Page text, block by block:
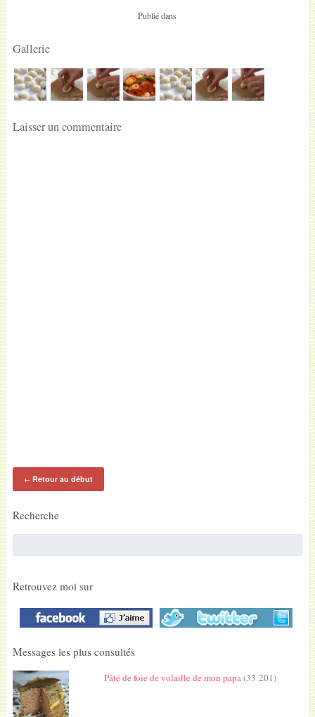
Publié dans
Gallerie
Laisser un commentaire
←Retour au début
Recherche
Retrouvez moi sur
Messages les plus consultés
Pâté de foie de volaille de mon papa (33 201)